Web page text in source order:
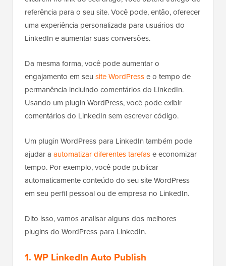
referência para o seu site. Você pode, então, oferecer
uma experiência personalizada para usuários do
LinkedIn e aumentar suas conversões.
Da mesma forma, você pode aumentar o
engajamento em seu site WordPresse o tempo de
permanência incluindo comentários do LinkedIn.
Usando um plugin WordPress, você pode exibir
comentários do LinkedIn sem escrever código.
Um plugin WordPress para LinkedIn também pode
ajudar a automatizar diferentes tarefase economizar
tempo. Por exemplo, você pode publicar
automaticamente conteúdo do seu site WordPress
em seu perfil pessoal ou de empresa no LinkedIn.
Dito isso, vamos analisar alguns dos melhores
plugins do WordPress para LinkedIn.
1. WP LinkedIn Auto Publish